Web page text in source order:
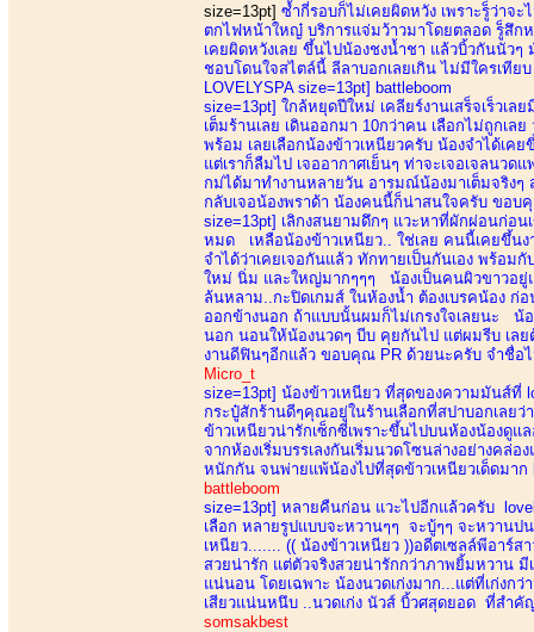
size=13pt] ซ้ำกี่รอบก็ไม่เคยผิดหวัง เพราะรู็ว่าจ
ตกไฟหน้าใหญ๋ บริการแจ่มว้าวมาโดยตลอด รู็สึก
เคยผิดหวังเลย ขึ้นไปน้องชงน้ำชา แล้วบิ้วกันนัวๆ
ชอบโดนใจสไตล์นี้ ลีลาบอกเลยเกิน ไม่มีใครเที
LOVELYSPA size=13pt] battleboom
size=13pt] ใกล้หยุดปีใหม่ เคลียร์งานเสร็จเร็วเล
เต็มร้านเลย เดินออกมา 10กว่าคน เลือกไม่ถูกเล
พร้อม เลยเลือกน้องข้าวเหนียวครับ น้องจำได้เ
แต่เราก็ลืมไป เจออากาศเย็นๆ ท่าจะเจอเจลนว
กม่ได้มาทำงานหลายวัน อารมณ์น้องมาเต็มจริง
กลับเจอน้องพราด้า น้องคนนี้ก็น่าสนใจครับ ขอ
size=13pt] เลิกงสนยามดึกๆ แวะหาที่ผักผ่อนก่อน
หมด เหลือน้องข้าวเหนียว.. ใช่เลย คนนี้เคยขึ้น
จำได้ว่าเคยเจอกันแล้ว ทักทายเป็นกันเอง พร้อ
ใหม่ นิ่ม และใหญ่มากๆๆๆ น้องเป็นคนผิวขาวอยู่
ล้นหลาม..กะปิดเกมส์ ในห้องน้ำ ต้องเบรคน้อง ก่
ออกข้างนอก ถ้าแบบนั้นผมก็ไม่เกรงใจเลยนะ น้
นอก นอนให้น้องนวดๆ บีบ คุยกันไป แต่ผมรีบ เล
งานดีฟินๆอีกแล้ว ขอบคุณ PR ด้วยนะครับ จำชื่อ
Micro_t
size=13pt] น้องข้าวเหนียว ที่สุดของความมันส์ที่
กระปู๋สักร้านดีๆคุณอยู่ในร้านเลือกที่สปาบอกเลยว่
ข้าวเหนียวน่ารักเซ็กซี่เพราะขึ้นไปบนห้องน้องดู
จากห้องเริ่มบรรเลงกันเริ่มนวดโซนล่างอย่างคล่
หนักกัน จนพ่ายแพ้น้องไปที่สุดข้าวเหนียวเด็ดมาก
battleboom
size=13pt] หลายคืนก่อน แวะไปอีกแล้วครับ
เลือก หลายรูปแบบจะหวานๆๆ จะบู้ๆๆ จะหวาน
เหนียว....... (( น้องข้าวเหนียว ))อดีตเซลล์พีอาร์ส
สวยน่ารัก แต่ตัวจริงสวยน่ารักกว่าภาพยิ้มหวาน มี
แน่นอน โดยเฉพาะ น้องนวดเก่งมาก...แต่ที่เก่งก
เสียวแน่นหนึบ ..นวดเก่ง นัวส์ บิ้วศสุดยอด ที่สำคั
somsakbest